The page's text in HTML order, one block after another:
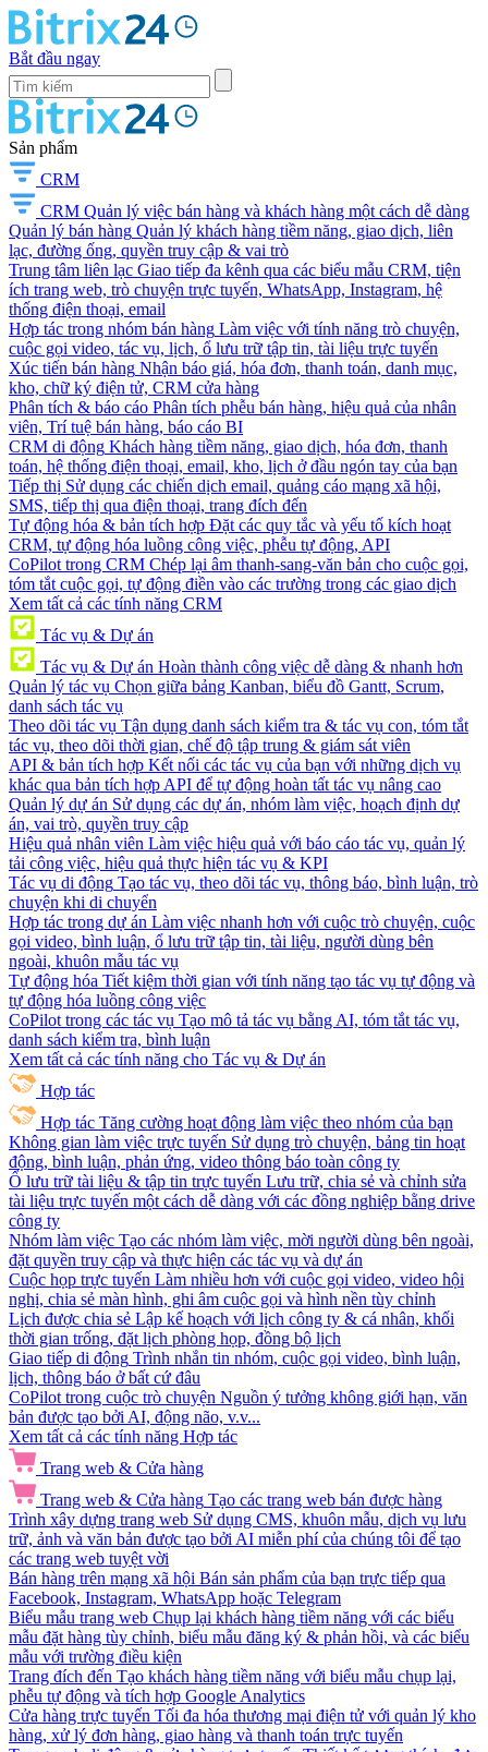
Bắt đầu ngay
Sản phẩm
CRM
CRM Quản lý việc bán hàng và khách hàng một cách dễ dàng
Quản lý bán hàng Quản lý khách hàng tiềm năng, giao dịch, liên
lạc, đường ống, quyền truy cập & vai trò
Trung tâm liên lạc Giao tiếp đa kênh qua các biểu mẫu CRM, tiện
ích trang web, trò chuyện trực tuyến, WhatsApp, Instagram, hệ
thống điện thoại, email
Hợp tác trong nhóm bán hàng Làm việc với tính năng trò chuyện,
cuộc gọi video, tác vụ, lịch, ổ lưu trữ tập tin, tài liệu trực tuyến
Xúc tiến bán hàng Nhận báo giá, hóa đơn, thanh toán, danh mục,
kho, chữ ký điện tử, CRM cửa hàng
Phân tích & báo cáo Phân tích phễu bán hàng, hiệu quả của nhân
viên, Trí tuệ bán hàng, báo cáo BI
CRM di động Khách hàng tiềm năng, giao dịch, hóa đơn, thanh
toán, hệ thống điện thoại, email, kho, lịch ở đầu ngón tay của bạn
Tiếp thị Sử dụng các chiến dịch email, quảng cáo mạng xã hội,
SMS, tiếp thị qua điện thoại, trang đích đến
Tự động hóa & bản tích hợp Đặt các quy tắc và yếu tố kích hoạt
CRM, tự động hóa luồng công việc, phễu tự động, API
CoPilot trong CRM Chép lại âm thanh-sang-văn bản cho cuộc gọi,
tóm tắt cuộc gọi, tự động điền vào các trường trong các giao dịch
Xem tất cả các tính năng CRM
Tác vụ & Dự án
Tác vụ & Dự án Hoàn thành công việc dễ dàng & nhanh hơn
Quản lý tác vụ Chọn giữa bảng Kanban, biểu đồ Gantt, Scrum,
danh sách tác vụ
Theo dõi tác vụ Tận dụng danh sách kiểm tra & tác vụ con, tóm tắt
tác vụ, theo dõi thời gian, chế độ tập trung & giám sát viên
API & bản tích hợp Kết nối các tác vụ của bạn với những dịch vụ
khác qua bản tích hợp API để tự động hoàn tất tác vụ nâng cao
Quản lý dự án Sử dụng các dự án, nhóm làm việc, hoạch định dự
án, vai trò, quyền truy cập
Hiệu quả nhân viên Làm việc hiệu quả với báo cáo tác vụ, quản lý
tải công việc, hiệu quả thực hiện tác vụ & KPI
Tác vụ di động Tạo tác vụ, theo dõi tác vụ, thông báo, bình luận, trò
chuyện khi di chuyển
Hợp tác trong dự án Làm việc nhanh hơn với cuộc trò chuyện, cuộc
gọi video, bình luận, ổ lưu trữ tập tin, tài liệu, người dùng bên
ngoài, khuôn mẫu tác vụ
Tự động hóa Tiết kiệm thời gian với tính năng tạo tác vụ tự động và
tự động hóa luồng công việc
CoPilot trong các tác vụ Tạo mô tả tác vụ bằng AI, tóm tắt tác vụ,
danh sách kiểm tra, bình luận
Xem tất cả các tính năng cho Tác vụ & Dự án
Hợp tác
Hợp tác Tăng cường hoạt động làm việc theo nhóm của bạn
Không gian làm việc trực tuyến Sử dụng trò chuyện, bảng tin hoạt
động, bình luận, phản ứng, video thông báo toàn công ty
Ổ lưu trữ tài liệu & tập tin trực tuyến Lưu trữ, chia sẻ và chỉnh sửa
tài liệu trực tuyến một cách dễ dàng với các đồng nghiệp bằng drive
công ty
Nhóm làm việc Tạo các nhóm làm việc, mời người dùng bên ngoài,
đặt quyền truy cập và thực hiện các tác vụ và dự án
Cuộc họp trực tuyến Làm nhiều hơn với cuộc gọi video, video hội
nghị, chia sẻ màn hình, ghi âm cuộc gọi và hình nền tùy chỉnh
Lịch được chia sẻ Lập kế hoạch với lịch công ty & cá nhân, khối
thời gian trống, đặt lịch phòng họp, đồng bộ lịch
Giao tiếp di động Trình nhắn tin nhóm, cuộc gọi video, bình luận,
lịch, thông báo ở bất cứ đâu
CoPilot trong cuộc trò chuyện Nguồn ý tưởng không giới hạn, văn
bản được tạo bởi AI, động não, v.v...
Xem tất cả các tính năng Hợp tác
Trang web & Cửa hàng
Trang web & Cửa hàng Tạo các trang web bán được hàng
Trình xây dựng trang web Sử dụng CMS, khuôn mẫu, dịch vụ lưu
trữ, ảnh và văn bản được tạo bởi AI miễn phí của chúng tôi để tạo
các trang web tuyệt vời
Bán hàng trên mạng xã hội Bán sản phẩm của bạn trực tiếp qua
Facebook, Instagram, WhatsApp hoặc Telegram
Biểu mẫu trang web Chụp lại khách hàng tiềm năng với các biểu
mẫu đặt hàng tùy chỉnh, biểu mẫu đăng ký & phản hồi, và các biểu
mẫu với trường điều kiện
Trang đích đến Tạo khách hàng tiềm năng với biểu mẫu chụp lại,
phễu tự động và tích hợp Google Analytics
Cửa hàng trực tuyến Tối đa hóa thương mại điện tử với quản lý kho
hàng, xử lý đơn hàng, giao hàng và thanh toán trực tuyến